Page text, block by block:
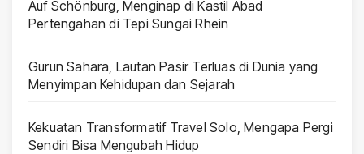
Auf Schönburg, Menginap di Kastil Abad
Pertengahan di Tepi Sungai Rhein
Gurun Sahara, Lautan Pasir Terluas di Dunia yang
Menyimpan Kehidupan dan Sejarah
Kekuatan Transformatif Travel Solo, Mengapa Pergi
Sendiri Bisa Mengubah Hidup